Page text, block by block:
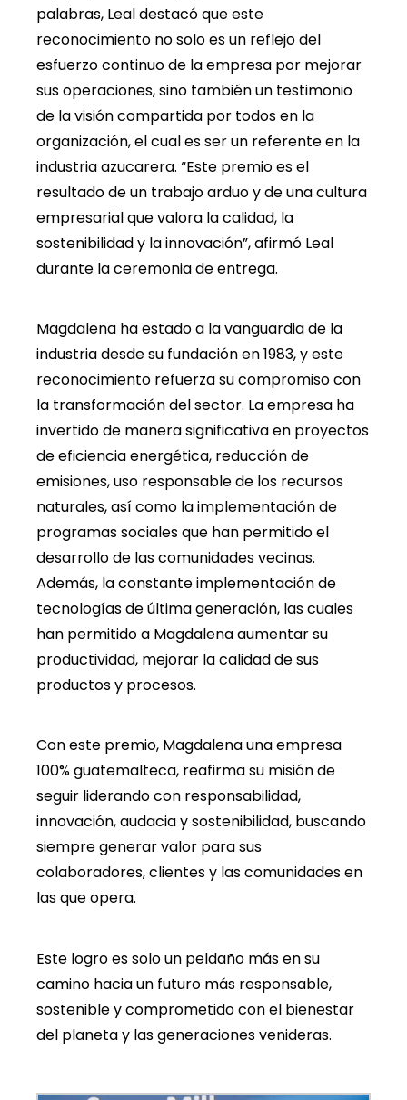
palabras, Leal destacó que este
reconocimiento no solo es un reflejo del
esfuerzo continuo de la empresa por mejorar
sus operaciones, sino también un testimonio
de la visión compartida por todos en la
organización, el cual es ser un referente en la
industria azucarera. “Este premio es el
resultado de un trabajo arduo y de una cultura
empresarial que valora la calidad, la
sostenibilidad y la innovación”, afirmó Leal
durante la ceremonia de entrega.
Magdalena ha estado a la vanguardia de la
industria desde su fundación en 1983, y este
reconocimiento refuerza su compromiso con
la transformación del sector. La empresa ha
invertido de manera significativa en proyectos
de eficiencia energética, reducción de
emisiones, uso responsable de los recursos
naturales, así como la implementación de
programas sociales que han permitido el
desarrollo de las comunidades vecinas.
Además, la constante implementación de
tecnologías de última generación, las cuales
han permitido a Magdalena aumentar su
productividad, mejorar la calidad de sus
productos y procesos.
Con este premio, Magdalena una empresa
100% guatemalteca, reafirma su misión de
seguir liderando con responsabilidad,
innovación, audacia y sostenibilidad, buscando
siempre generar valor para sus
colaboradores, clientes y las comunidades en
las que opera.
Este logro es solo un peldaño más en su
camino hacia un futuro más responsable,
sostenible y comprometido con el bienestar
del planeta y las generaciones venideras.